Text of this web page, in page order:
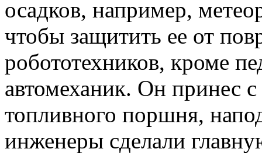
осадков, например,
чтобы защитить ее от
робототехников, кроме
автомеханик. Он принес
топливного поршня,
инженеры сделали